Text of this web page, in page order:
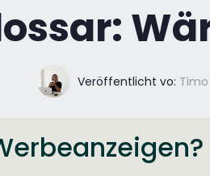
Veröffentlicht vo: